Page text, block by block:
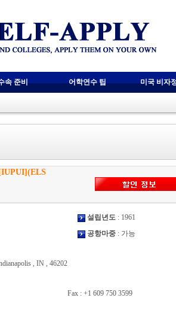
속 준비 어학연수 팁 미국 비자
설립년도: 1961
공항마중: 가능
, IN , 46202
Fax : +1 609 750 3599